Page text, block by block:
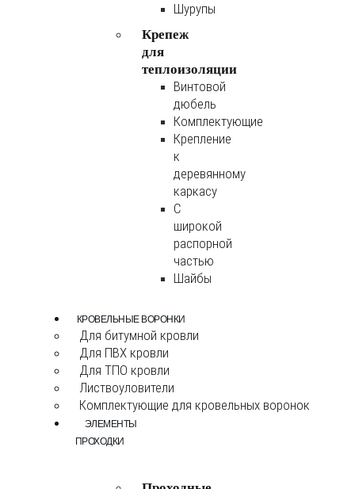
Шурупы
Крепеж
для
теплоизоляции
Винтовой
дюбель
Комплектующие
Крепление
к
деревянному
каркасу
С
широкой
распорной
частью
Шайбы
КРОВЕЛЬНЫЕ ВОРОНКИ
Для битумной кровли
Для ПВХ кровли
Для ТПО кровли
Листвоуловители
Комплектующие для кровельных воронок
ЭЛЕМЕНТЫ
ПРОХОДКИ